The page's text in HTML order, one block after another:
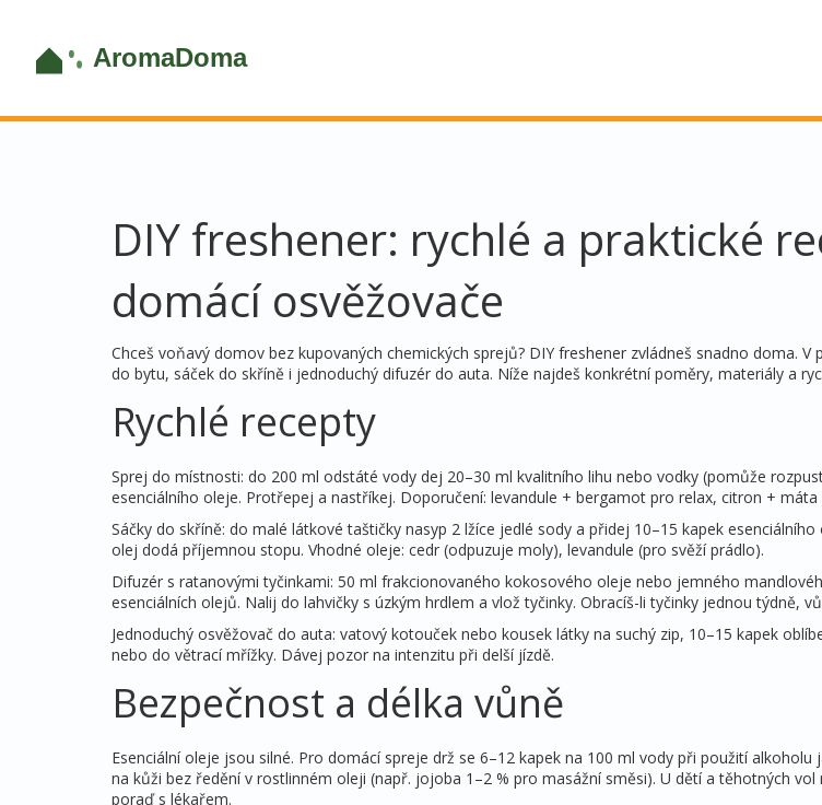
DIY freshener: rychlé a praktické
domácí osvěžovače
Chceš voňavý domov bez kupovaných chemických sprejů? DIY freshener zvládneš snadno doma. V
do bytu, sáček do skříně i jednoduchý difuzér do auta. Níže najdeš konkrétní poměry, materiály a
Rychlé recepty
Sprej do místnosti: do 200 ml odstáté vody dej 20–30 ml kvalitního lihu nebo vodky (pomůže
esenciálního oleje. Protřepej a nastříkej. Doporučení: levandule + bergamot pro relax, citron + máta
Sáčky do skříně: do malé látkové taštičky nasyp 2 lžíce jedlé sody a přidej 10–15 kapek
olej dodá příjemnou stopu. Vhodné oleje: cedr (odpuzuje moly), levandule (pro svěží prádlo).
Difuzér s ratanovými tyčinkami: 50 ml frakcionovaného kokosového oleje nebo jemného
esenciálních olejů. Nalij do lahvičky s úzkým hrdlem a vlož tyčinky. Obracíš-li tyčinky jednou týdně,
Jednoduchý osvěžovač do auta: vatový kotouček nebo kousek látky na suchý zip, 10–15 kapek
nebo do větrací mřížky. Dávej pozor na intenzitu při delší jízdě.
Bezpečnost a délka vůně
Esenciální oleje jsou silné. Pro domácí spreje drž se 6–12 kapek na 100 ml vody při použití
na kůži bez ředění v rostlinném oleji (např. jojoba 1–2 % pro masážní směsi). U dětí a těhotných
poraď s lékařem.